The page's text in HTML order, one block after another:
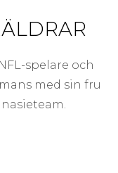
spelare och
med sin fru